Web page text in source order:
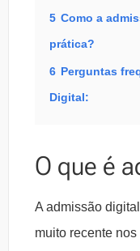
5 Como a
prática?
6 Perguntas
Digital:
O que é
A admissão
muito recente